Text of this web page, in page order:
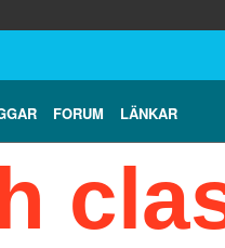
FORUM LÄNKAR